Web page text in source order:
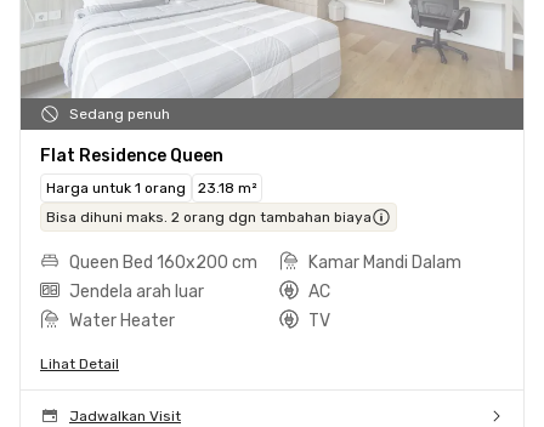
Sedang penuh
Flat Residence Queen
Harga untuk 1 orang
23.18 m²
Bisa dihuni maks. 2 orang dgn tambahan biaya
Queen Bed 160x200 cm
Kamar Mandi Dalam
Jendela arah luar
AC
Water Heater
TV
Lihat Detail
Jadwalkan Visit